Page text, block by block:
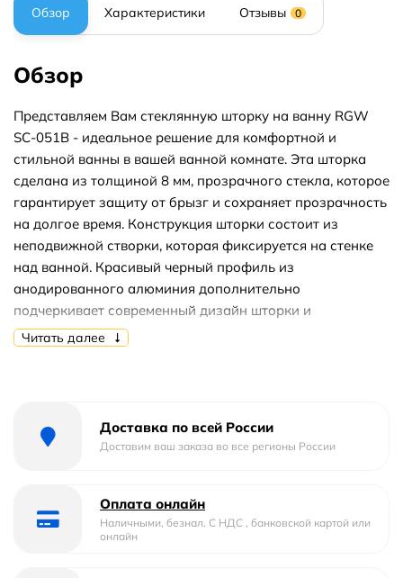
Обзор Характеристики Отзывы 0
Обзор
Представляем Вам стеклянную шторку на ванну RGW
SC-051B - идеальное решение для комфортной и
стильной ванны в вашей ванной комнате. Эта шторка
сделана из толщиной 8 мм, прозрачного стекла, которое
гарантирует защиту от брызг и сохраняет прозрачность
на долгое время. Конструкция шторки состоит из
неподвижной створки, которая фиксируется на стенке
над ванной. Красивый черный профиль из
анодированного алюминия дополнительно
подчеркивает современный дизайн шторки и
гарантирует ее долговечность. Высота стеклянной
очистку и сохраняет ее в первоначальном состоянии на
протяжении всего эксплуатационного периода. Стоит
привлекательным вариантом для тех, кто хочет
приобрести долговечный и надежный товар. При этом,
Читать далее
Доставка по всей России
Доставим ваш заказа во все регионы России
Оплата онлайн
Наличными, безнал. С НДС , банковской картой или
онлайн